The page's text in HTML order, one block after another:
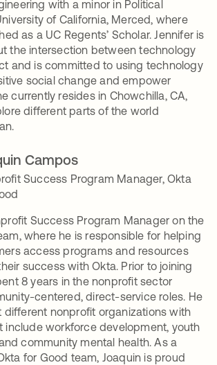
with a minor in Political
of California, Merced, where
as a UC Regents’ Scholar. Jennifer is
the intersection between technology
and is committed to using technology
social change and empower
currently resides in Chowchilla, CA,
different parts of the world
Campos
Success Program Manager, Okta
Success Program Manager on the
where he is responsible for helping
access programs and resources
success with Okta. Prior to joining
8 years in the nonprofit sector
centered, direct-service roles. He
different nonprofit organizations with
include workforce development, youth
community mental health. As a
for Good team, Joaquin is proud